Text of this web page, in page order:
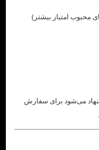
محبوب امتیاز بیشتر)
می‌شود برای سفارش